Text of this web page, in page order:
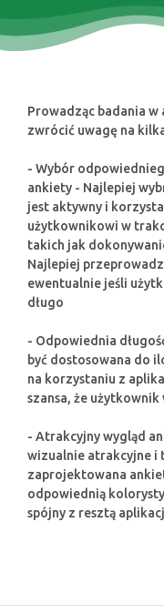
Prowadząc badania
zwrócić uwagę na
- Wybór
ankiety - Najlepiej
jest aktywny i
użytkownikowi w
takich jak
Najlepiej
ewentualnie jeśli
długo
- Odpowiednia
być dostosowana do
na korzystaniu z
szansa, że użytkownik
- Atrakcyjny wygląd
wizualnie atrakcyjne i
zaprojektowana
odpowiednią
spójny z resztą